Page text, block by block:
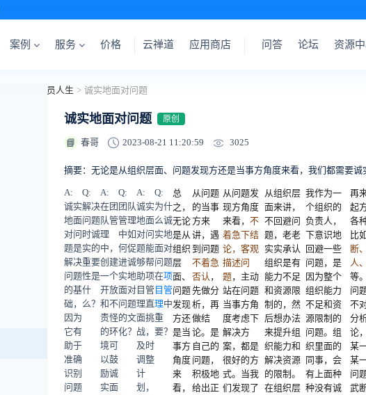
案例 服务 价格 云禅道 应用商店 问答 论坛 资源
程序员人生 > 诚实地面对问题
诚实地面对问题 原创
📘 春哥 2023-08-21 11:20:59 3025
摘要：无论是从组织层面、问题发现方还是当事方角度来看，我们都需要
再
起
各
比
断
人
等
问
不
分
论
某
某
问
武
我作为一
个组织的
负责人，
下意识地
回避一些
问题，是
因为整个
组织能力
不足和资
源限制的
问题。组
织里面的
同事，会
有上面种
种没有诚
从组织层
面来讲，
不回避问
题，老老
实实承认
组织是有
能力不足
和资源限
制的，然
后想办法
来提升组
织能力和
解决资源
的限制。
在组织层
从问题发
现方角度
来看，不
着急下结
论，客观
描述问
题，主动
站在问题
当事方角
度考虑下
解决方
案，都是
很好的方
式。当我
们发现了
从问题
的当事
方来
讲，遇
到问题
不着急
否认，
先做分
析，再
做结
论。是
自己的
问题，
积极地
给出正
总
之，
无论
是从
组织
层
面、
问题
发现
方还
是当
事方
角度
来
看，
Q:
为什
么诚
实地
面对
问题
在项
目管
理中
重
要？
A:
诚实
地面
对问
题能
够帮
助项
目管
理直
面挑
战，
及时
调整
计
划，
Q:
团队
管理
中如
何促
进诚
实地
面对
问题
的文
化？
A:
在团
队管
理
中，
创建
一个
开放
和不
责怪
的环
境可
以鼓
励诚
实面
Q:
解决
问题
时诚
实的
重要
性是
什
么？
A:
诚实
地面
对问
题是
解决
问题
的基
础，
因为
它有
助于
准确
识别
问题